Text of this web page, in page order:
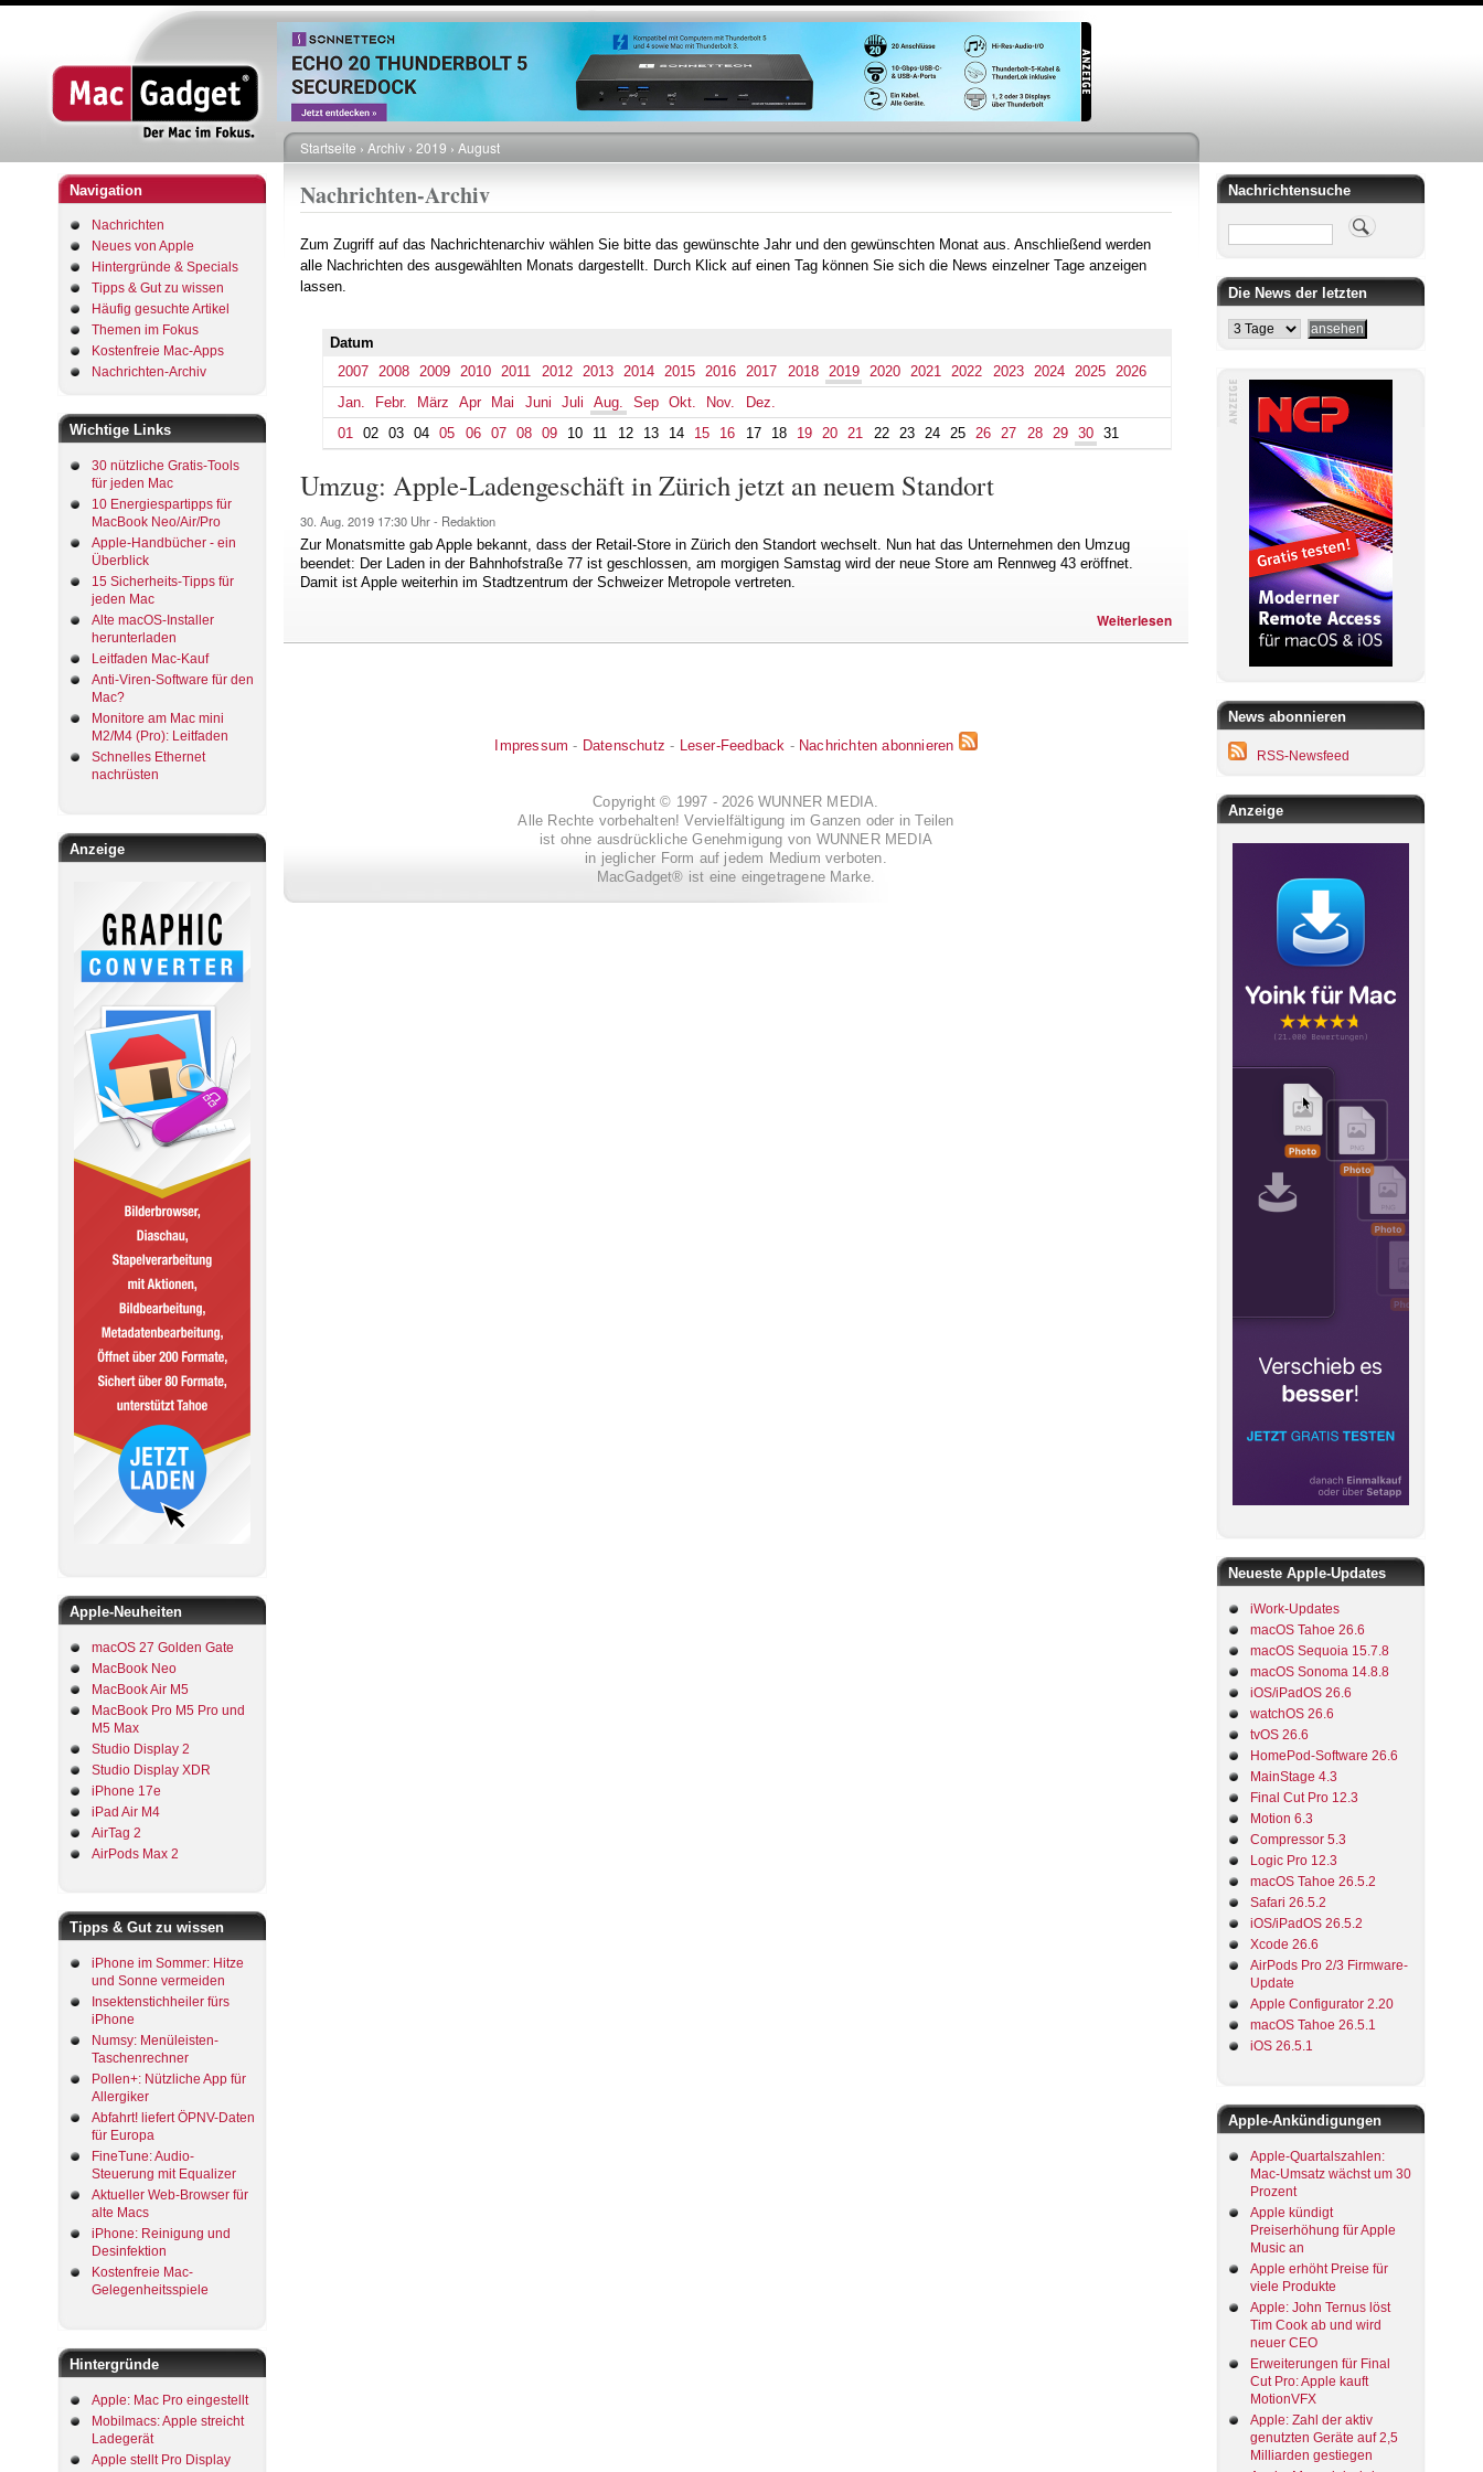
Direkt
zum
Inhalt
Navigation
Nachrichten
Neues von Apple
Hintergründe & Specials
Tipps & Gut zu wissen
Häufig gesuchte Artikel
Themen im Fokus
Kostenfreie Mac-Apps
Nachrichten-Archiv
Wichtige Links
30 nützliche Gratis-Tools
für jeden Mac
10 Energiespartipps für
MacBook Neo/Air/Pro
Apple-Handbücher - ein
Überblick
15 Sicherheits-Tipps für
jeden Mac
Alte macOS-Installer
herunterladen
Leitfaden Mac-Kauf
Anti-Viren-Software für den
Mac?
Monitore am Mac mini
M2/M4 (Pro): Leitfaden
Schnelles Ethernet
nachrüsten
Anzeige
Apple-Neuheiten
macOS 27 Golden Gate
MacBook Neo
MacBook Air M5
MacBook Pro M5 Pro und
M5 Max
Studio Display 2
Studio Display XDR
iPhone 17e
iPad Air M4
AirTag 2
AirPods Max 2
Tipps & Gut zu wissen
iPhone im Sommer: Hitze
und Sonne vermeiden
Insektenstichheiler fürs
iPhone
Numsy: Menüleisten-
Taschenrechner
Pollen+: Nützliche App für
Allergiker
Abfahrt! liefert ÖPNV-Daten
für Europa
FineTune: Audio-
Steuerung mit Equalizer
Aktueller Web-Browser für
alte Macs
iPhone: Reinigung und
Desinfektion
Kostenfreie Mac-
Gelegenheitsspiele
Hintergründe
Apple: Mac Pro eingestellt
Mobilmacs: Apple streicht
Ladegerät
Apple stellt Pro Display
Pfadnavigation
Startseite Archiv 2019 August
Nachrichten-Archiv
Zum Zugriff auf das Nachrichtenarchiv wählen Sie bitte das gewünschte Jahr und den gewünschten Monat aus. Anschließend werden
alle Nachrichten des ausgewählten Monats dargestellt. Durch Klick auf einen Tag können Sie sich die News einzelner Tage anzeigen
lassen.
Datum
2007
2008 2009 2010 2011 2012 2013 2014 2015 2016 2017 2018 2019 2020 2021 2022 2023 2024 2025
2026
Jan.
Febr. März Apr Mai Juni Juli Aug. Sep Okt. Nov.
Dez.
01
02 03 04 05 06 07 08 09 10 11 12 13 14 15 16 17 18 19 20 21 22 23 24 25 26 27 28 29 30 31
Umzug: Apple-Ladengeschäft in Zürich jetzt an neuem Standort
30. Aug. 2019 17:30 Uhr - Redaktion
Zur Monatsmitte gab Apple bekannt, dass der Retail-Store in Zürich den Standort wechselt. Nun hat das Unternehmen den Umzug
beendet: Der Laden in der Bahnhofstraße 77 ist geschlossen, am morgigen Samstag wird der neue Store am Rennweg 43 eröffnet.
Damit ist Apple weiterhin im Stadtzentrum der Schweizer Metropole vertreten.
Weiterlesen
Impressum - Datenschutz - Leser-Feedback - Nachrichten abonnieren
Copyright © 1997 - 2026 WUNNER MEDIA.
Alle Rechte vorbehalten! Vervielfältigung im Ganzen oder in Teilen
ist ohne ausdrückliche Genehmigung von WUNNER MEDIA
in jeglicher Form auf jedem Medium verboten.
MacGadget® ist eine eingetragene Marke.
Nachrichtensuche
Suche
Die News der letzten
News abonnieren
RSS-Newsfeed
Anzeige
Neueste Apple-Updates
iWork-Updates
macOS Tahoe 26.6
macOS Sequoia 15.7.8
macOS Sonoma 14.8.8
iOS/iPadOS 26.6
watchOS 26.6
tvOS 26.6
HomePod-Software 26.6
MainStage 4.3
Final Cut Pro 12.3
Motion 6.3
Compressor 5.3
Logic Pro 12.3
macOS Tahoe 26.5.2
Safari 26.5.2
iOS/iPadOS 26.5.2
Xcode 26.6
AirPods Pro 2/3 Firmware-
Update
Apple Configurator 2.20
macOS Tahoe 26.5.1
iOS 26.5.1
Apple-Ankündigungen
Apple-Quartalszahlen:
Mac-Umsatz wächst um 30
Prozent
Apple kündigt
Preiserhöhung für Apple
Music an
Apple erhöht Preise für
viele Produkte
Apple: John Ternus löst
Tim Cook ab und wird
neuer CEO
Erweiterungen für Final
Cut Pro: Apple kauft
MotionVFX
Apple: Zahl der aktiv
genutzten Geräte auf 2,5
Milliarden gestiegen